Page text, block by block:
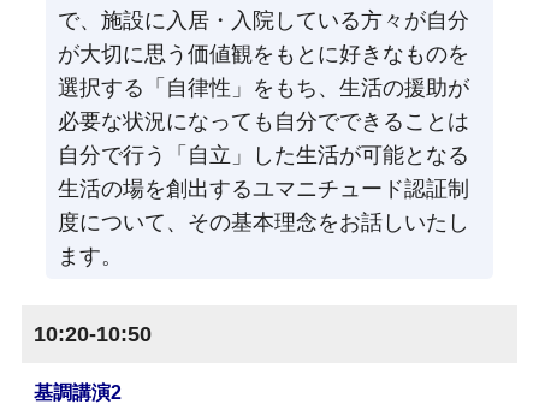
で、施設に入居・入院している方々が自分
が大切に思う価値観をもとに好きなものを
選択する「自律性」をもち、生活の援助が
必要な状況になっても自分でできることは
自分で行う「自立」した生活が可能となる
生活の場を創出するユマニチュード認証制
度について、その基本理念をお話しいたし
ます。
10:20-10:50
基調講演2